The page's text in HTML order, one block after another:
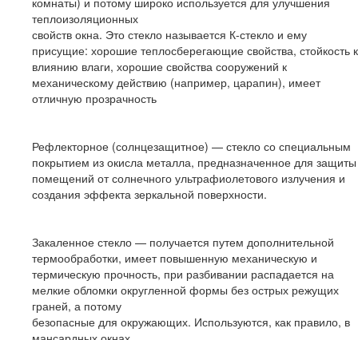
теплоизоляционных
свойств окна. Это стекло называется К-стекло и ему
присущие: хорошие теплосберегающие свойства, стойкость к
влиянию влаги, хорошие свойства сооружений к
механическому действию (например, царапин), имеет
отличную прозрачность
Рефлекторное (солнцезащитное) — стекло со специальным
покрытием из окисла металла, предназначенное для защиты
помещений от солнечного ультрафиолетового излучения и
создания эффекта зеркальной поверхности.
Закаленное стекло — получается путем дополнительной
термообработки, имеет повышенную механическую и
термическую прочность, при разбивании распадается на
мелкие обломки округленной формы без острых режущих
граней, а потому
безопасные для окружающих. Используются, как правило, в